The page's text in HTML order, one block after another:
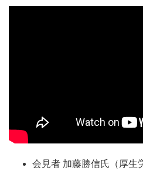
会見者 加藤勝信氏（厚生